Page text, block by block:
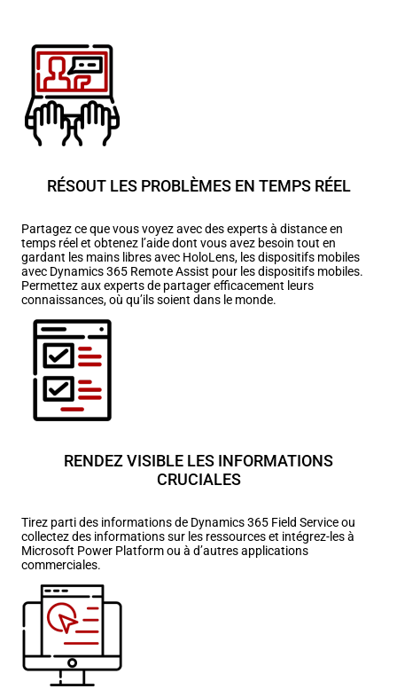
RÉSOUT LES PROBLÈMES EN TEMPS RÉEL
Partagez ce que vous voyez avec des experts à distance en
temps réel et obtenez l’aide dont vous avez besoin tout en
gardant les mains libres avec HoloLens, les dispositifs mobiles
avec Dynamics 365 Remote Assist pour les dispositifs mobiles.
Permettez aux experts de partager efficacement leurs
connaissances, où qu’ils soient dans le monde.
RENDEZ VISIBLE LES INFORMATIONS
CRUCIALES
Tirez parti des informations de Dynamics 365 Field Service ou
collectez des informations sur les ressources et intégrez-les à
Microsoft Power Platform ou à d’autres applications
commerciales.